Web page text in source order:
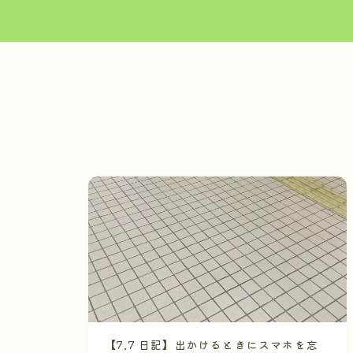
【7.7 日記】出かけるときにスマホを忘